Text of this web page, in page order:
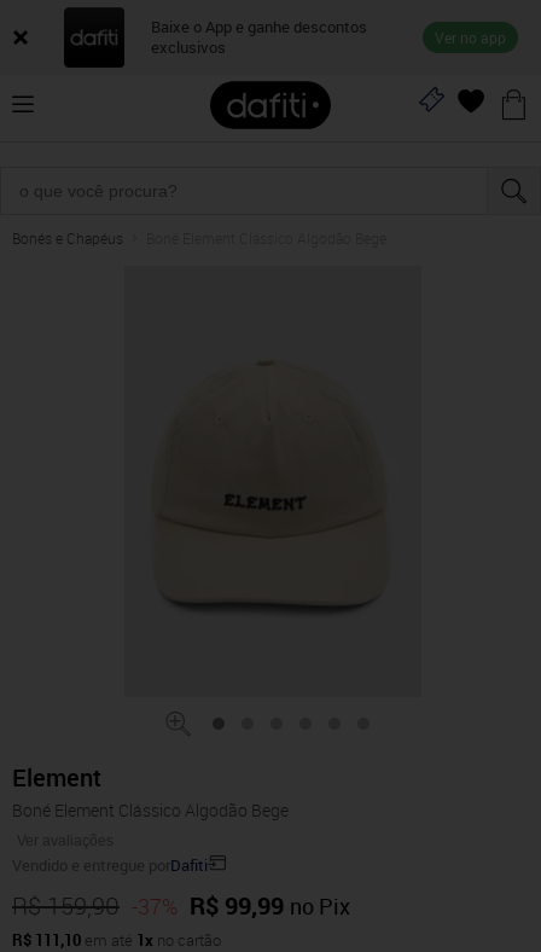
Baixe o App e ganhe descontos
exclusivos
Ver no app
Bonés e Chapéus
Element
Boné Element Clássico Algodão Bege
Ver avaliações
Vendido e entregue porDafiti
R$ 159,90 -37% R$ 99,99 no Pix
R$ 111,10 em até 1x no cartão